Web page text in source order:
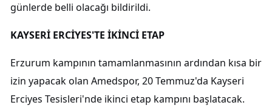
günlerde belli olacağı bildirildi.
KAYSERİ ERCİYES'TE İKİNCİ ETAP
Erzurum kampının tamamlanmasının ardından kısa bir
izin yapacak olan Amedspor, 20 Temmuz'da Kayseri
Erciyes Tesisleri'nde ikinci etap kampını başlatacak.